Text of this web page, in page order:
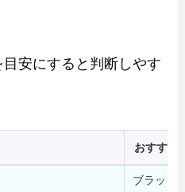
安にすると判断しやす
おすすめ
ブラッシ